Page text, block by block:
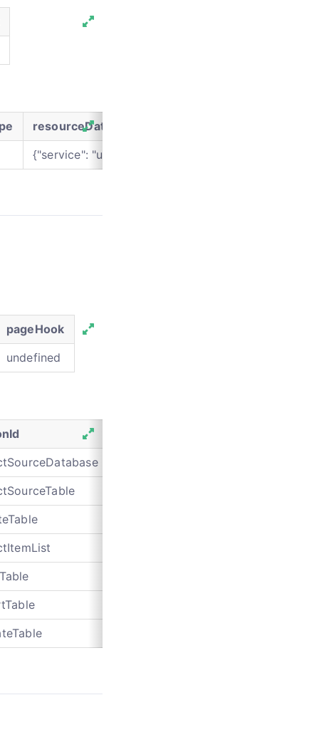
resourceData
{"service": "user", "serviceFunction":
pageHook
undefined